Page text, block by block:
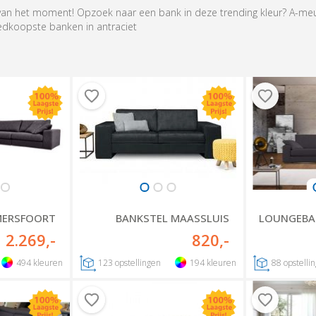
het moment! Opzoek naar een bank in deze trending kleur? A-
banken in antraciet
2.269,-
494 kleuren
BANKSTEL MAASSLUIS
820,-
123 opstellingen 194 kleuren 88